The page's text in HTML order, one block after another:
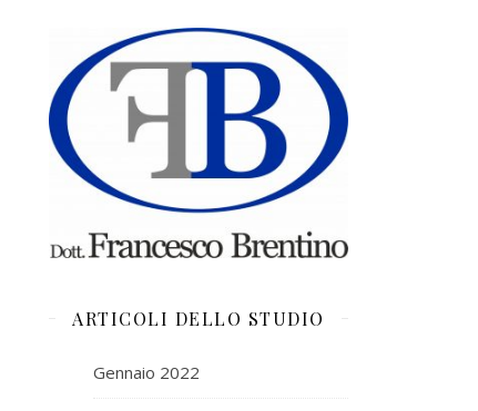
ARTICOLI DELLO STUDIO
Gennaio 2022